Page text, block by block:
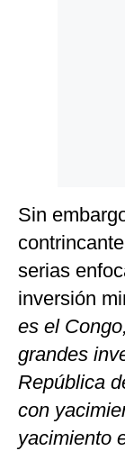
Sin
serias
inversión
es el
grandes
República
con
yacimiento